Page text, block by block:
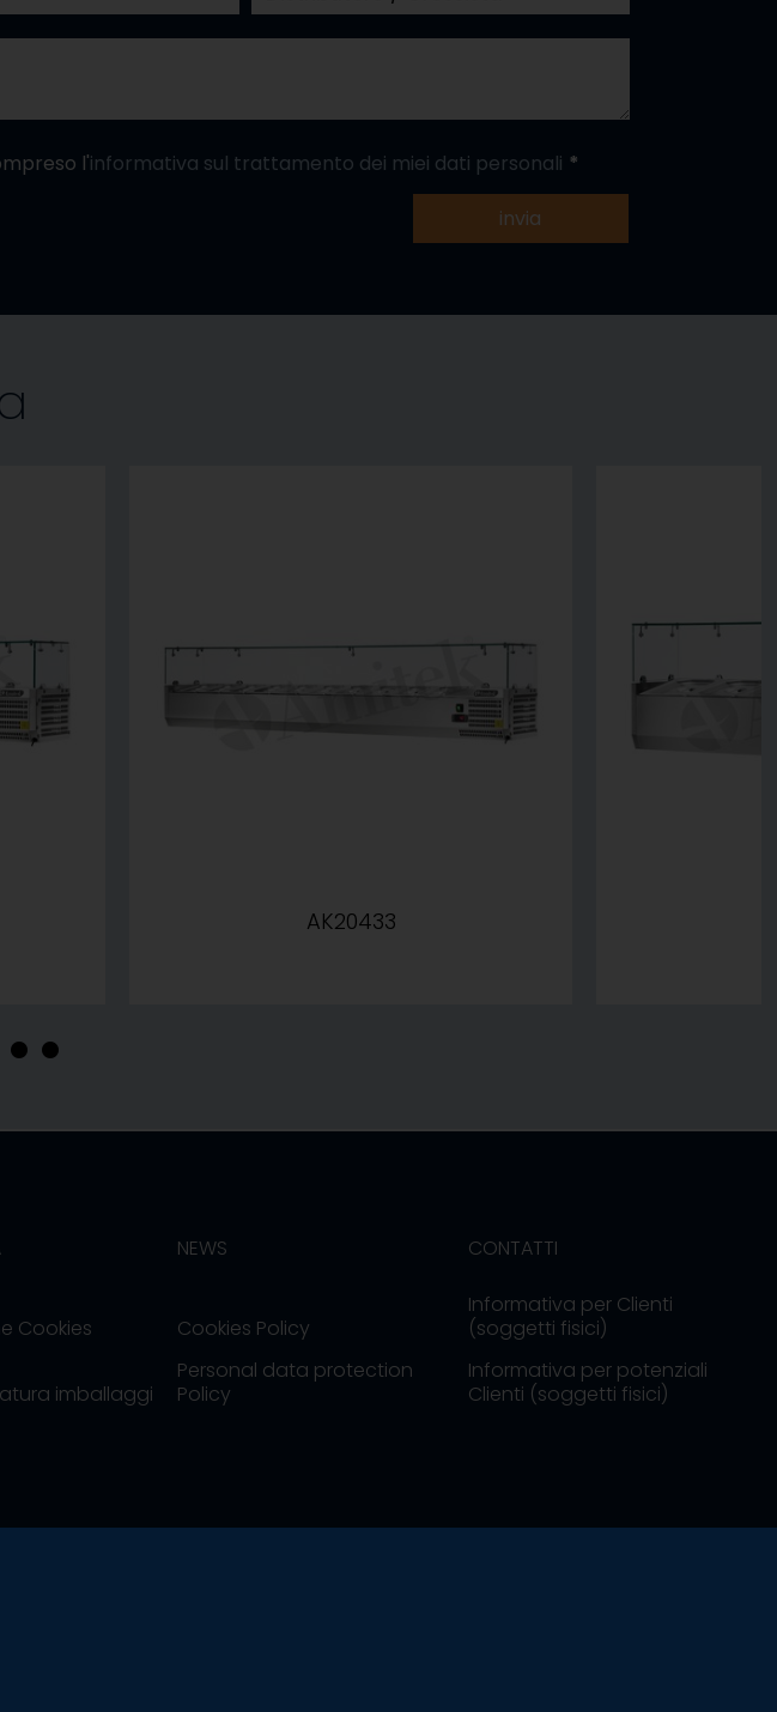
l'informativa sul trattamento dei miei dati personali
invia
AK20433
••
NEWS CONTATTI
Cookies Cookies Policy
Informativa per Clienti
(soggetti fisici)
imballaggi
Personal data protection
Policy
Informativa per potenziali
Clienti (soggetti fisici)